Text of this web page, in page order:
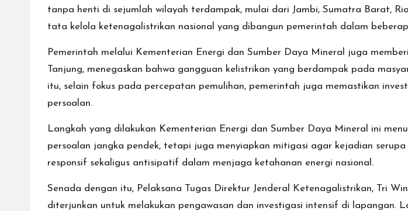
tanpa henti di sejumlah wilayah terdampak, mulai dari Jambi, Sumatra Barat,
tata kelola ketenagalistrikan nasional yang dibangun pemerintah dalam
Pemerintah melalui Kementerian Energi dan Sumber Daya Mineral juga
Tanjung, menegaskan bahwa gangguan kelistrikan yang berdampak pada
itu, selain fokus pada percepatan pemulihan, pemerintah juga memastikan
persoalan.
Langkah yang dilakukan Kementerian Energi dan Sumber Daya Mineral ini
persoalan jangka pendek, tetapi juga menyiapkan mitigasi agar kejadian
responsif sekaligus antisipatif dalam menjaga ketahanan energi nasional.
Senada dengan itu, Pelaksana Tugas Direktur Jenderal Ketenagalistrikan, Tri
diterjunkan untuk melakukan pengawasan dan investigasi intensif di lapangan.